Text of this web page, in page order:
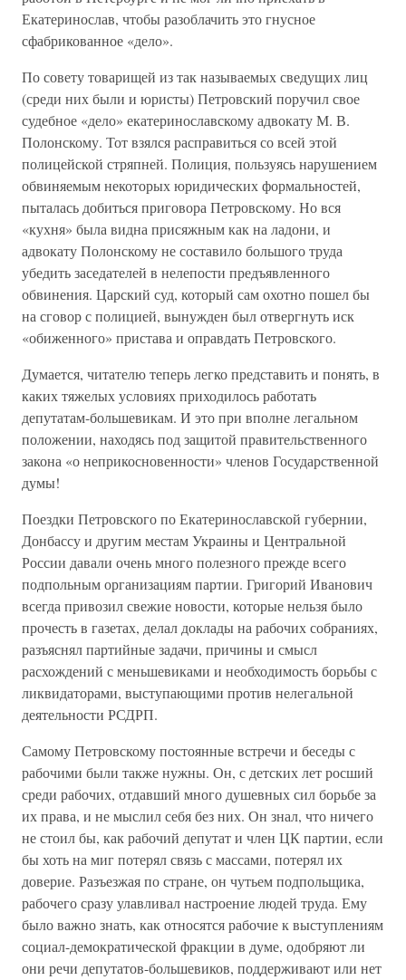
Екатеринослав, чтобы разоблачить это гнусное
сфабрикованное «дело».
По совету товарищей из так называемых сведущих лиц
(среди них были и юристы) Петровский поручил свое
судебное «дело» екатеринославскому адвокату М. В.
Полонскому. Тот взялся расправиться со всей этой
полицейской стряпней. Полиция, пользуясь нарушением
обвиняемым некоторых юридических формальностей,
пыталась добиться приговора Петровскому. Но вся
«кухня» была видна присяжным как на ладони, и
адвокату Полонскому не составило большого труда
убедить заседателей в нелепости предъявленного
обвинения. Царский суд, который сам охотно пошел бы
на сговор с полицией, вынужден был отвергнуть иск
«обиженного» пристава и оправдать Петровского.
Думается, читателю теперь легко представить и понять, в
каких тяжелых условиях приходилось работать
депутатам-большевикам. И это при вполне легальном
положении, находясь под защитой правительственного
закона «о неприкосновенности» членов Государственной
думы!
Поездки Петровского по Екатеринославской губернии,
Донбассу и другим местам Украины и Центральной
России давали очень много полезного прежде всего
подпольным организациям партии. Григорий Иванович
всегда привозил свежие новости, которые нельзя было
прочесть в газетах, делал доклады на рабочих собраниях,
разъяснял партийные задачи, причины и смысл
расхождений с меньшевиками и необходимость борьбы с
ликвидаторами, выступающими против нелегальной
деятельности РСДРП.
Самому Петровскому постоянные встречи и беседы с
рабочими были также нужны. Он, с детских лет росший
среди рабочих, отдавший много душевных сил борьбе за
их права, и не мыслил себя без них. Он знал, что ничего
не стоил бы, как рабочий депутат и член ЦК партии, если
бы хоть на миг потерял связь с массами, потерял их
доверие. Разъезжая по стране, он чутьем подпольщика,
рабочего сразу улавливал настроение людей труда. Ему
было важно знать, как относятся рабочие к выступлениям
социал-демократической фракции в думе, одобряют ли
они речи депутатов-большевиков, поддерживают или нет